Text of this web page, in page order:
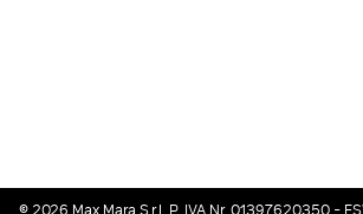
© 2026 Max Mara S.r.l. P. IVA Nr. 01397620350 -